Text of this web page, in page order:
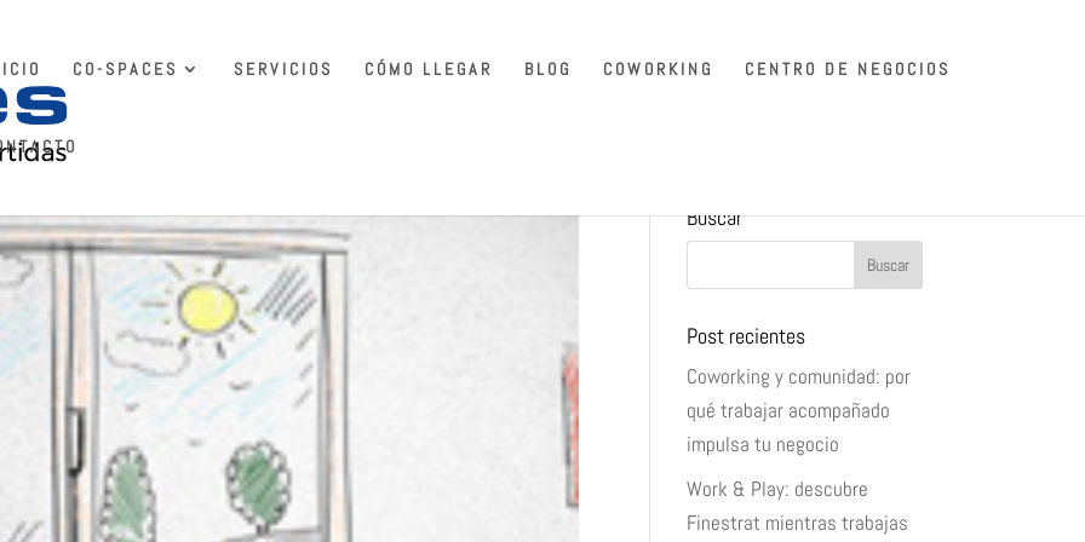
CO-SPACES SERVICIOS CÓMO LLEGAR BLOG COWORKING CENTRO DE NEGOCIOS
Buscar
Post recientes
Coworking y comunidad: por
qué trabajar acompañado
impulsa tu negocio
Work & Play: descubre
Finestrat mientras trabajas